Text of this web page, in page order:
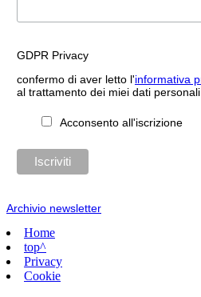
GDPR Privacy
confermo di aver letto l'informativa
al trattamento dei miei dati personali
Acconsento all'iscrizione
Archivio newsletter
Home
top^
Privacy
Cookie